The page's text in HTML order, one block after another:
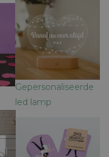
Gepersonaliseerde
led lamp